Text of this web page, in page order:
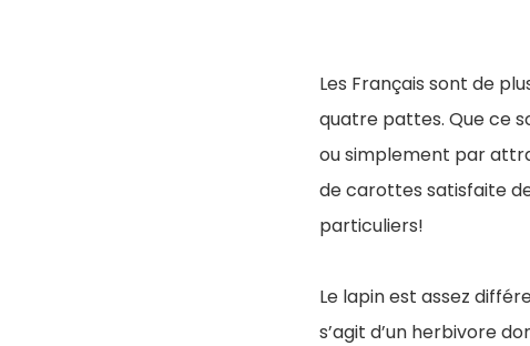
Les Français sont de
quatre pattes. Que ce
ou simplement par
de carottes satisfaite
particuliers!
Le lapin est assez
s’agit d’un herbivore